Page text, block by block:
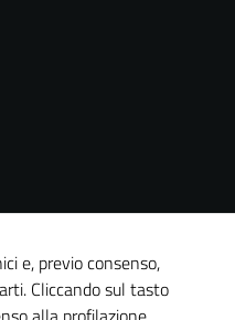
e, previo consenso,
Cliccando sul tasto